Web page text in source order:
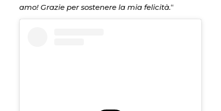
amo! Grazie per sostenere la mia felicità.“